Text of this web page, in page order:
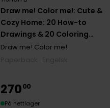
Draw me! Color me!: Cute &
Cozy Home: 20 How-to
Drawings & 20 Coloring
Pages
Draw me! Color me!
27000
På nettlager